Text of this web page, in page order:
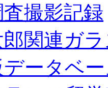
撮影記録
関連ガ
ータベ